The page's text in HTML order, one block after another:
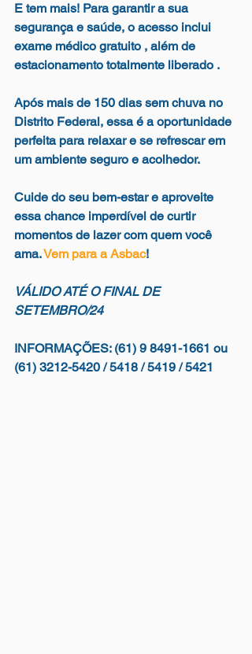
E tem mais! Para garantir a sua
segurança e saúde, o acesso inclui
exame médico gratuito , além de
estacionamento totalmente liberado .
Após mais de 150 dias sem chuva no
Distrito Federal, essa é a oportunidade
perfeita para relaxar e se refrescar em
um ambiente seguro e acolhedor.
Cuide do seu bem-estar e aproveite
essa chance imperdível de curtir
momentos de lazer com quem você
ama. Vem para a Asbac!
VÁLIDO ATÉ O FINAL DE
SETEMBRO/24
INFORMAÇÕES: (61) 9 8491-1661 ou
(61) 3212-5420 / 5418 / 5419 / 5421